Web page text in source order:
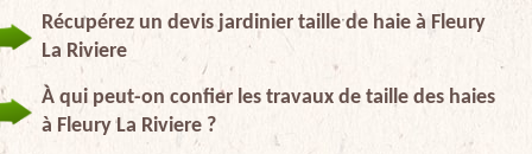
Récupérez un devis jardinier taille de haie à Fleury
La Riviere
À qui peut-on confier les travaux de taille des haies
à Fleury La Riviere ?